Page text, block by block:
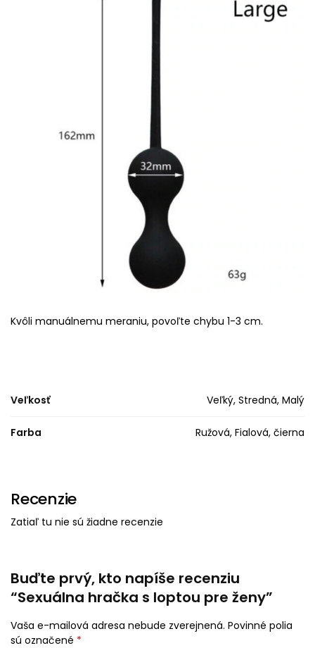
Kvôli manuálnemu meraniu, povoľte chybu 1-3 cm.
Veľkosť Veľký, Stredná, Malý
Farba Ružová, Fialová, čierna
Recenzie
Zatiaľ tu nie sú žiadne recenzie
Buďte prvý, kto napíše recenziu
“Sexuálna hračka s loptou pre ženy”
Vaša e-mailová adresa nebude zverejnená. Povinné polia
sú označené *